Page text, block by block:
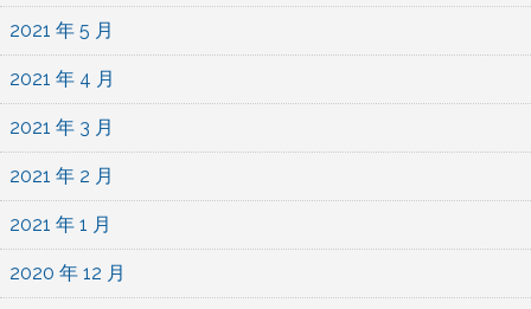
2021 年 5 月
2021 年 4 月
2021 年 3 月
2021 年 2 月
2021 年 1 月
2020 年 12 月